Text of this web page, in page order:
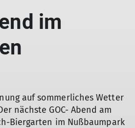
im
auf sommerliches Wetter
nächste GOC- Abend am
Biergarten im Nußbaumpark